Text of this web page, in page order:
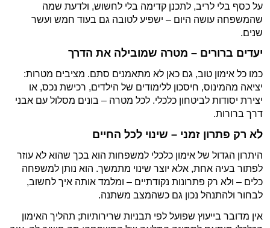
על כסף בלי לריב, לתכנן קדימה בלי לחשוש, ולדעת שמה
שהמשפחה עושה היום – ישפיע לטובה גם בעוד חמש ועשר
שנים.
יעדים ברורים – מטרה שמובילה את הדרך
כמו כל אימון טוב, גם כאן לא מתאמנים סתם. מציבים מטרות:
יציאה מהמינוס, חיסכון ללימודים של הילדים, רכישת נכס, או
יצירת יסודות לביטחון כלכלי. לכל מטרה – בונים מסלול עם אבני
דרך ברורות.
לא רק פתרון זמני – שינוי לכל החיים
היתרון הגדול של אימון כלכלי למשפחות הוא בכך שהוא לא עוזר
לפתור בעיה אחת, אלא יוצר שינוי מתמשך. הוא נותן למשפחה
כלים – ולא רק פתרונות נקודתיים – ומלמד אותה איך לחשוב,
לבחור ולהתנהל נכון גם כשהמצב משתנה.
אין מדובר בייעוץ שפועל לפי תבניות שרירותיות; תהליך האימון